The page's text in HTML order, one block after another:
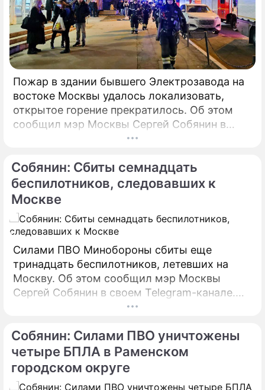
Пожар в здании бывшего Электрозавода на
востоке Москвы удалось локализовать,
открытое горение прекратилось. Об этом
сообщил мэр Москвы Сергей Собянин в
своем Telegram-канале. По его словам, в
предпринимаются все меры по ликвидации
пожара.
Собянин: Сбиты семнадцать
беспилотников, следовавших к
Москве
Силами ПВО Минобороны сбиты еще
тринадцать беспилотников, летевших на
Москву. Об этом сообщил мэр Москвы
Сергей Собянин в своем Telegram-канале.
БПЛА уничтожены в городских округах
Собянин: Силами ПВО уничтожены
четыре БПЛА в Раменском
городском округе